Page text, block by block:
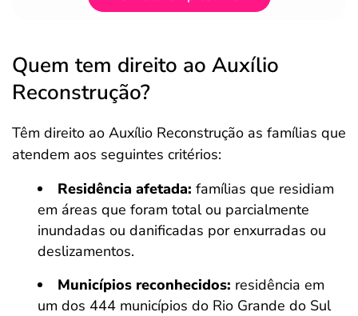
Quem tem direito ao Auxílio
Reconstrução?
Têm direito ao Auxílio Reconstrução as famílias que
atendem aos seguintes critérios:​
Residência afetada: famílias que residiam
em áreas que foram total ou parcialmente
inundadas ou danificadas por enxurradas ou
deslizamentos.
Municípios reconhecidos: residência em
um dos 444 municípios do Rio Grande do Sul